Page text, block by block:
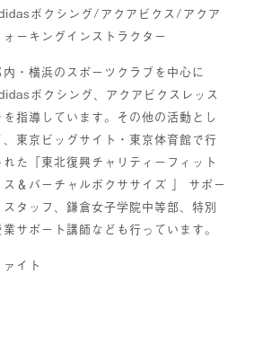
ボクシング/アクアビクス/アクア
ォーキングインストラクター
内・横浜のスポーツクラブを中心に
ボクシング、アクアビクスレッス
を指導しています。その他の活動とし
、東京ビッグサイト・東京体育館で行
れた「東北復興チャリティーフィット
ス＆バーチャルボクササイズ 」 サポー
スタッフ、鎌倉女子学院中等部、特別
サポート講師なども行っています。
イト